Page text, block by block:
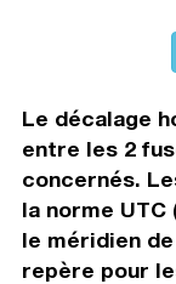
Le décalage
entre les 2
concernés.
la norme UTC
le méridien
repère pour